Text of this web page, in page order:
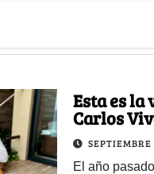
Esta es la
Carlos
Hayek;
SEPTIEMBRE
El año